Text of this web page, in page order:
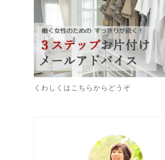
くわしくはこちらからどうぞ